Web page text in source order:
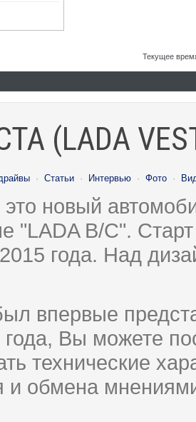
Текущее
(LADA
· Статьи · Интервью · Фото ·
новый
"LADA B/C".
года. Над
впервые
года, Вы можете
технические
обмена